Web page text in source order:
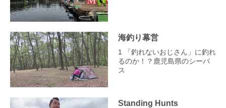
海釣り幕営
1 「釣れないおじさん」に釣れ
るのか！？鹿児島県のシーバ
ス
Standing Hunts